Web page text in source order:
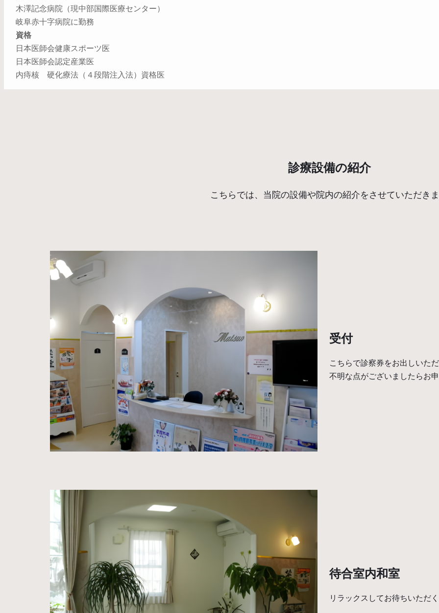
木澤記念病院（現中部国際医療センター）
岐阜赤十字病院に勤務
資格
日本医師会健康スポーツ医
日本医師会認定産業医
内痔核 硬化療法（４段階注入法）資格医
診療設備の紹介
こちらでは、当院の設備や院内の紹介をさせていただき
受付
こちらで診察券をお出しいた
不明な点がございましたらお
待合室内和室
リラックスしてお待ちいただ